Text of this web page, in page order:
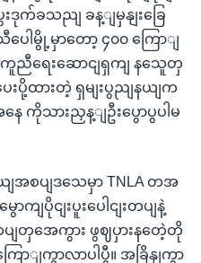
ဒုက်ခသညျ ခန့ျမှနျးခြေ
ပေါမွို့မှာတော့ ၄၀၀ ကြောျ
ညီရေးဆောငျရှကျ နသေူတှ
းပို့ထားတဲ့ ရှမျးပွညျနယျက
ကိုသားညှန့ျဦးပွောပွပါမ
အစပျဒသေမှာ TNLA တအ
ောကျပိုငျးပူးပေါငျးတပျနဲ့
တပျတှအေကွား ဖွဈပှားနတေဲ့တို
ာျကွာလာပါပွီ။ အခြိနျကွာ